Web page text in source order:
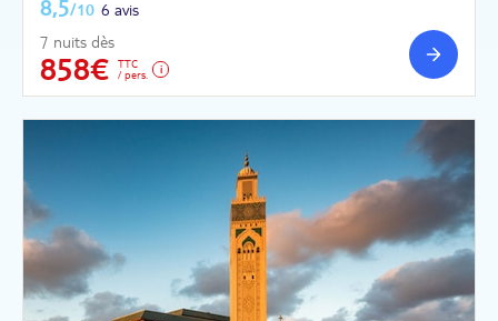
8,5/10 6 avis
7 nuits dès
858€
TTC
/ pers.